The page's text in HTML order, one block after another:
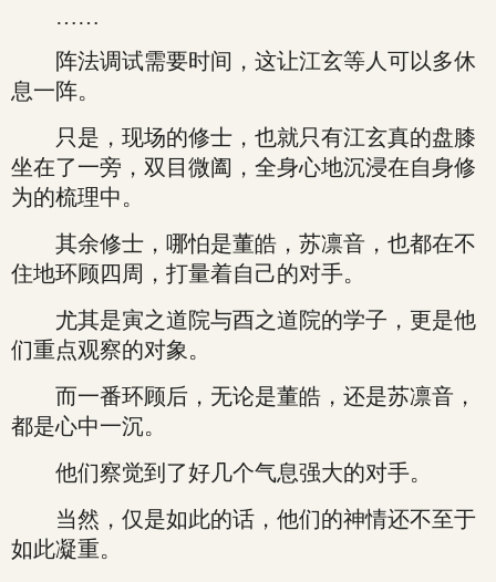
……
阵法调试需要时间，这让江玄等人可以多休
息一阵。
只是，现场的修士，也就只有江玄真的盘膝
坐在了一旁，双目微阖，全身心地沉浸在自身修
为的梳理中。
其余修士，哪怕是董皓，苏凛音，也都在不
住地环顾四周，打量着自己的对手。
尤其是寅之道院与酉之道院的学子，更是他
们重点观察的对象。
而一番环顾后，无论是董皓，还是苏凛音，
都是心中一沉。
他们察觉到了好几个气息强大的对手。
当然，仅是如此的话，他们的神情还不至于
如此凝重。